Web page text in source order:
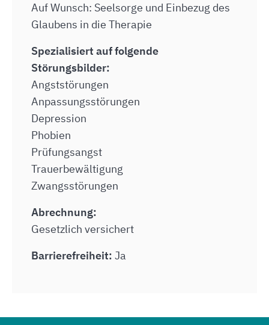
Auf Wunsch: Seelsorge und Einbezug des
Glaubens in die Therapie
Spezialisiert auf folgende
Störungsbilder:
Angststörungen
Anpassungsstörungen
Depression
Phobien
Prüfungsangst
Trauerbewältigung
Zwangsstörungen
Abrechnung:
Gesetzlich versichert
Barrierefreiheit: Ja